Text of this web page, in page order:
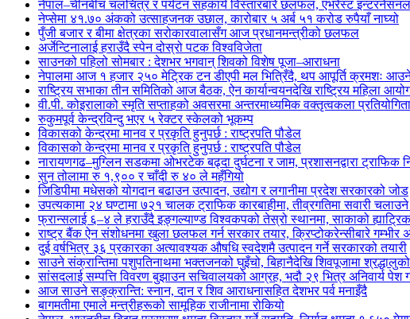
नेपाल–चीनबीच चलचित्र र पर्यटन सहकार्य विस्तारबारे छलफल, एभरेस्ट इन्टरनेसनल
नेप्सेमा ४१.७० अंकको उत्साहजनक उछाल, कारोबार ५ अर्ब ५१ करोड रुपैयाँ नाघ्यो
पुँजी बजार र बीमा क्षेत्रका सरोकारवालासँग आज प्रधानमन्त्रीको छलफल
अर्जेन्टिनालाई हराउँदै स्पेन दोस्रो पटक विश्वविजेता
साउनको पहिलो सोमबार : देशभर भगवान् शिवको विशेष पूजा–आराधना
नेपालमा आज १ हजार २५० मेट्रिक टन डीएपी मल भित्रिँदै, थप आपूर्ति क्रमशः
राष्ट्रिय सभाका तीन समितिको आज बैठक, ऐन कार्यान्वयनदेखि राष्ट्रिय महिला
वी.पी. कोइरालाको स्मृति सप्ताहको अवसरमा अन्तरमाध्यमिक वक्तृत्वकला
रुकुमपूर्व केन्द्रविन्दु भएर ५ रेक्टर स्केलको भूकम्प
विकासको केन्द्रमा मानव र प्रकृति हुनुपर्छ : राष्ट्रपति पौडेल
विकासको केन्द्रमा मानव र प्रकृति हुनुपर्छ : राष्ट्रपति पौडेल
नारायणगढ–मुग्लिन सडकमा ओभरटेक बढ्दा दुर्घटना र जाम, प्रशासनद्वारा ट्राफिक
सुन तोलामा रु १,९०० र चाँदी रु ४० ले महँगियो
जिडिपीमा मधेसको योगदान बढाउन उत्पादन, उद्योग र लगानीमा प्रदेश सरकारको जोड
उपत्यकामा २४ घण्टामा ७२१ चालक ट्राफिक कारबाहीमा, तीव्रगतिमा सवारी
फ्रान्सलाई ६–४ ले हराउँदै इङ्गल्याण्ड विश्वकपको तेस्रो स्थानमा, साकाको
राष्ट्र बैंक ऐन संशोधनमा खुला छलफल गर्न सरकार तयार, क्रिप्टोकरेन्सीबारे गम्भीर
दुई वर्षभित्र ३६ प्रकारका अत्यावश्यक औषधि स्वदेशमै उत्पादन गर्ने सरकारको तयारी
साउने संक्रान्तिमा पशुपतिनाथमा भक्तजनको घुइँचो, बिहानैदेखि शिवपूजामा
सांसदलाई सम्पत्ति विवरण बुझाउन सचिवालयको आग्रह, भदौ २९ भित्र अनिवार्य पेश
आज साउने सङ्क्रान्ति: स्नान, दान र शिव आराधनासहित देशभर पर्व मनाइँदै
बागमतीमा एमाले मन्त्रीहरूको सामूहिक राजीनामा रोकियो